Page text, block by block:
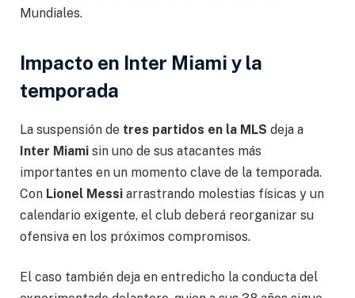
Mundiales.
Impacto en Inter Miami y la
temporada
La suspensión de tres partidos en la MLS deja a
Inter Miami sin uno de sus atacantes más
importantes en un momento clave de la temporada.
Con Lionel Messi arrastrando molestias físicas y un
calendario exigente, el club deberá reorganizar su
ofensiva en los próximos compromisos.
El caso también deja en entredicho la conducta del